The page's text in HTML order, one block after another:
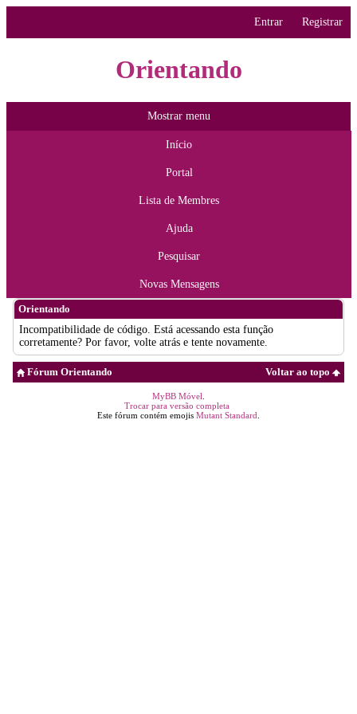
Entrar Registrar
Orientando
Mostrar menu
Início
Portal
Lista de Membres
Ajuda
Pesquisar
Novas Mensagens
Orientando
Incompatibilidade de código. Está acessando esta função
corretamente? Por favor, volte atrás e tente novamente.
Voltar ao topo
Fórum Orientando
MyBB Móvel
Trocar para versão completa
Este fórum contém emojis Mutant Standard